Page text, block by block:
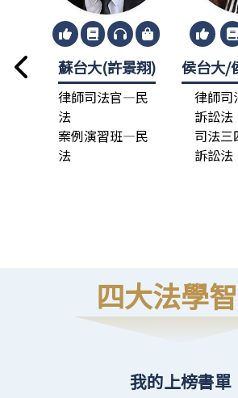
蘇台大(許景翔)
律師司法官—民
法
案例演習班—民
法
侯台大/
律師
訴訟法
司法
訴訟法
四大法學
我的上榜書單